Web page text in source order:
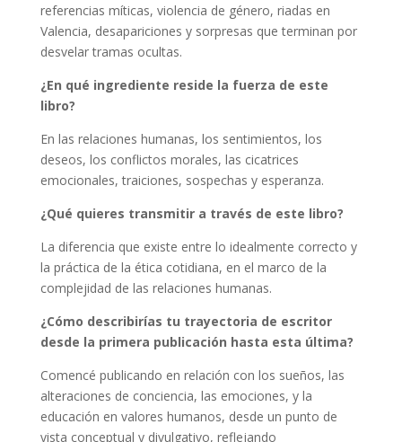
referencias míticas, violencia de género, riadas en
Valencia, desapariciones y sorpresas que terminan por
desvelar tramas ocultas.
¿En qué ingrediente reside la fuerza de este
libro?
En las relaciones humanas, los sentimientos, los
deseos, los conflictos morales, las cicatrices
emocionales, traiciones, sospechas y esperanza.
¿Qué quieres transmitir a través de este libro?
La diferencia que existe entre lo idealmente correcto y
la práctica de la ética cotidiana, en el marco de la
complejidad de las relaciones humanas.
¿Cómo describirías tu trayectoria de escritor
desde la primera publicación hasta esta última?
Comencé publicando en relación con los sueños, las
alteraciones de conciencia, las emociones, y la
educación en valores humanos, desde un punto de
vista conceptual y divulgativo, reflejando